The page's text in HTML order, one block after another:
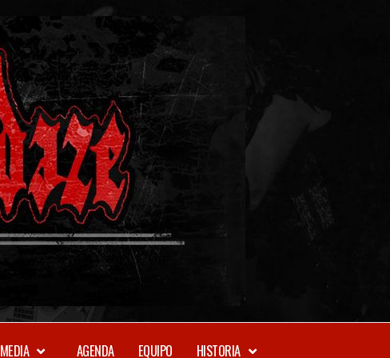
WEBZINE
MEDIA AGENDA EQUIPO HISTORIA